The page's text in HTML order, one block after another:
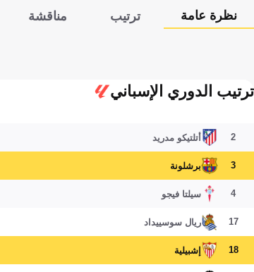
نظرة عامة ترتيب مناقشة
ترتيب الدوري الإسباني
2 أتلتيكو مدريد
3 برشلونة
4 سيلتا فيجو
17 ريال سوسييداد
18 إشبيلية